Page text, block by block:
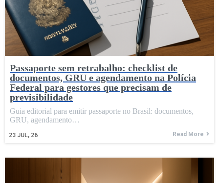
Passaporte sem retrabalho: checklist de
documentos, GRU e agendamento na Polícia
Federal para gestores que precisam de
previsibilidade
23 JUL, 26
Guia editorial para emitir passaporte no Brasil: documentos,
GRU, agendamento…
Read More